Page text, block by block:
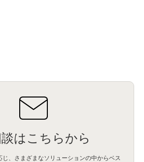
はこちらから
じ、さまざまなソリューションの中からベス